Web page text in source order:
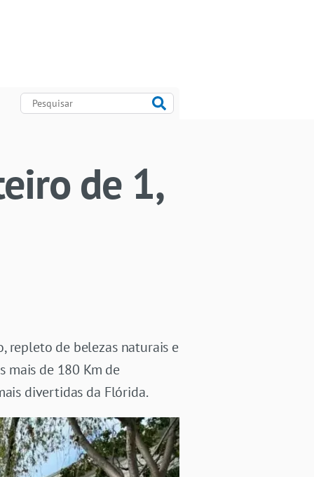
de 1,
repleto de belezas naturais e
mais de 180 Km de
divertidas da Flórida.